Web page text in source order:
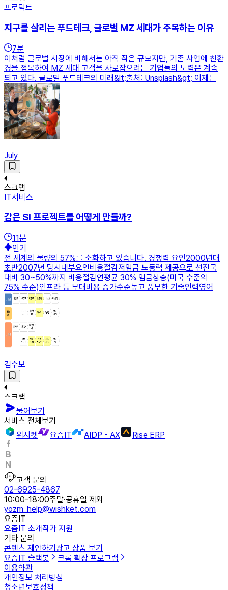
프로덕트
지구를 살리는 푸드테크, 글로벌 MZ 세대가 주목하는 이유
7분
이처럼 글로벌 시장에 비해서는 아직 작은 규모지만, 기존 사업에 친환
경을 접목하여 MZ 세대 고객을 사로잡으려는 기업들의 노력은 계속
되고 있다. 글로벌 푸드테크의 미래&lt;출처: Unsplash&gt; 이제는
July
스크랩
IT서비스
갑은 SI 프로젝트를 어떻게 만들까?
11분
인기
전 세계의 물량의 57%를 소화하고 있습니다. 경쟁력 요인2000년대
초반2007년 당시내부요인비용절감저임금 노동력 제공으로 선진국
대비 30~50%까지 비용절감연평균 30% 임금상승(미국 수준의
75% 수준)인프라 등 부대비용 증가수준높고 풍부한 기술인력영어
김수보
스크랩
물어보기
서비스 전체보기
위시켓
요즘IT AIDP - AX Rise ERP
고객 문의
02-6925-4867
10:00-18:00주말·공휴일 제외
yozm_help@wishket.com
요즘IT
요즘IT 소개작가 지원
기타 문의
콘텐츠 제안하기 광고 상품 보기
요즘IT 슬랙봇
크롬 확장 프로그램
이용약관
개인정보 처리방침
청소년보호정책